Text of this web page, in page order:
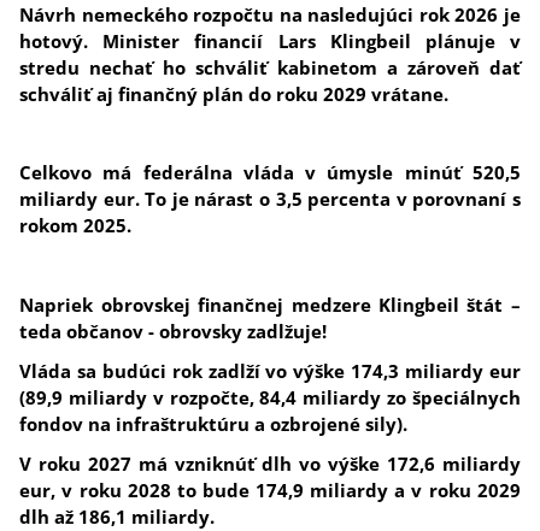
Návrh nemeckého rozpočtu na nasledujúci rok 2026 je
hotový. Minister financií Lars Klingbeil plánuje v
stredu nechať ho schváliť kabinetom a zároveň dať
schváliť aj finančný plán do roku 2029 vrátane.
Celkovo má federálna vláda v úmysle minúť 520,5
miliardy eur. To je nárast o 3,5 percenta v porovnaní s
rokom 2025.
Napriek obrovskej finančnej medzere Klingbeil štát –
teda občanov - obrovsky zadlžuje!
Vláda sa budúci rok zadlží vo výške 174,3 miliardy eur
(89,9 miliardy v rozpočte, 84,4 miliardy zo špeciálnych
fondov na infraštruktúru a ozbrojené sily).
V roku 2027 má vzniknúť dlh vo výške 172,6 miliardy
eur, v roku 2028 to bude 174,9 miliardya v roku 2029
dlh až 186,1 miliardy.